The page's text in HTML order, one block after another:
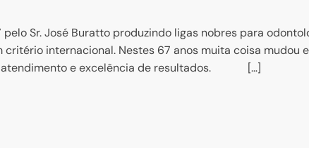
Sr. José Buratto produzindo ligas nobres para
internacional. Nestes 67 anos muita coisa
atendimento e excelência de resultados. […]